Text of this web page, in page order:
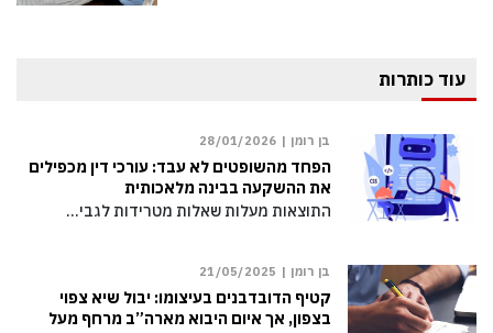
עוד כותרות
בן רומן | 28/01/2026
הפחד מהשופטים לא עבד: עורכי דין מכפילים
את ההשקעה בבינה מלאכותית
התוצאות מעלות שאלות מטרידות לגבי…
בן רומן | 21/05/2025
קטיף הדובדבנים בעיצומו: יבול שיא צפוי
בצפון, אך איום היבוא מארה”ב מרחף מעל